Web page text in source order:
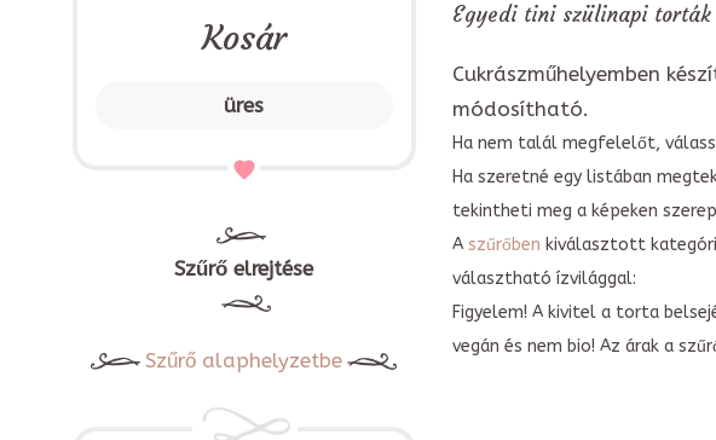
Kosár
üres
Szűrő elrejtése
Szűrő alaphelyzetbe
Egyedi tini szülinapi torták
Cukrászműhelyemben
módosítható.
Ha nem talál megfelelőt,
Ha szeretné egy listában
tekintheti meg a képeken
A szűrőben kiválasztott
választható ízvilággal:
Figyelem! A kivitel a torta
vegán és nem bio! Az árak a